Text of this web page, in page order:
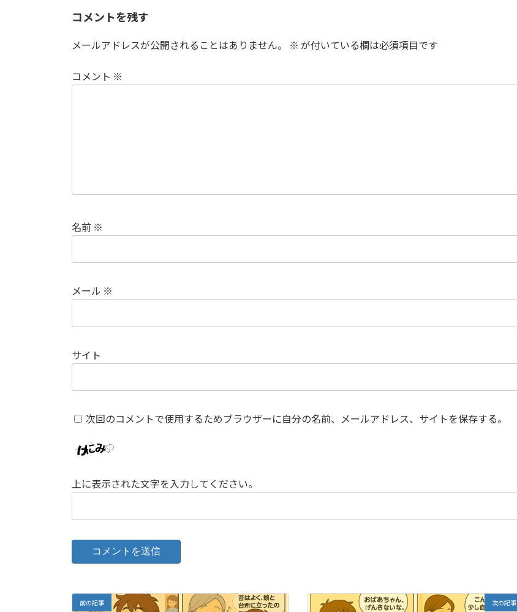
コメントを残す
メールアドレスが公開されることはありません。 ※ が付いている欄は必須項目です
コメント ※
名前 ※
メール ※
サイト
次回のコメントで使用するためブラウザーに自分の名前、メールアドレス、サイトを保存する。
上に表示された文字を入力してください。
前の記事 次の記事